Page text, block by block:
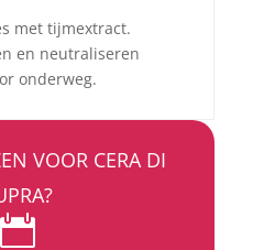
met tijmextract.
en neutraliseren
onderweg.
VOOR CERA DI
